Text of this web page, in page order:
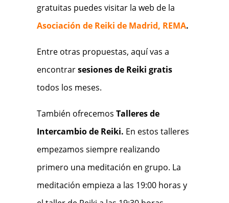
gratuitas puedes visitar la web de la
Asociación de Reiki de Madrid, REMA.
Entre otras propuestas, aquí vas a
encontrarsesiones de Reiki gratis
todos los meses.
También ofrecemos Talleres de
Intercambio de Reiki. En estos talleres
empezamos siempre realizando
primero una meditación en grupo. La
meditación empieza a las 19:00 horas y